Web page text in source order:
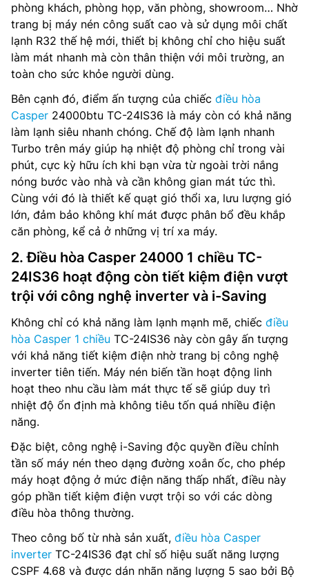
phòng khách, phòng họp, văn phòng, showroom… Nhờ
trang bị máy nén công suất cao và sử dụng môi chất
lạnh R32 thế hệ mới, thiết bị không chỉ cho hiệu suất
làm mát nhanh mà còn thân thiện với môi trường, an
toàn cho sức khỏe người dùng.
Bên cạnh đó, điểm ấn tượng của chiếc điều hòa
Casper 24000btu TC-24IS36 là máy còn có khả năng
làm lạnh siêu nhanh chóng. Chế độ làm lạnh nhanh
Turbo trên máy giúp hạ nhiệt độ phòng chỉ trong vài
phút, cực kỳ hữu ích khi bạn vừa từ ngoài trời nắng
nóng bước vào nhà và cần không gian mát tức thì.
Cùng với đó là thiết kế quạt gió thổi xa, lưu lượng gió
lớn, đảm bảo không khí mát được phân bổ đều khắp
căn phòng, kể cả ở những vị trí xa máy.
2. Điều hòa Casper 24000 1 chiều TC-
24IS36 hoạt động còn tiết kiệm điện vượt
trội với công nghệ inverter và i-Saving
Không chỉ có khả năng làm lạnh mạnh mẽ, chiếc điều
hòa Casper 1 chiều TC-24IS36 này còn gây ấn tượng
với khả năng tiết kiệm điện nhờ trang bị công nghệ
inverter tiên tiến. Máy nén biến tần hoạt động linh
hoạt theo nhu cầu làm mát thực tế sẽ giúp duy trì
nhiệt độ ổn định mà không tiêu tốn quá nhiều điện
năng.
Đặc biệt, công nghệ i-Saving độc quyền điều chỉnh
tần số máy nén theo dạng đường xoắn ốc, cho phép
máy hoạt động ở mức điện năng thấp nhất, điều này
góp phần tiết kiệm điện vượt trội so với các dòng
điều hòa thông thường.
Theo công bố từ nhà sản xuất, điều hòa Casper
inverter TC-24IS36 đạt chỉ số hiệu suất năng lượng
CSPF 4.68 và được dán nhãn năng lượng 5 sao bởi Bộ